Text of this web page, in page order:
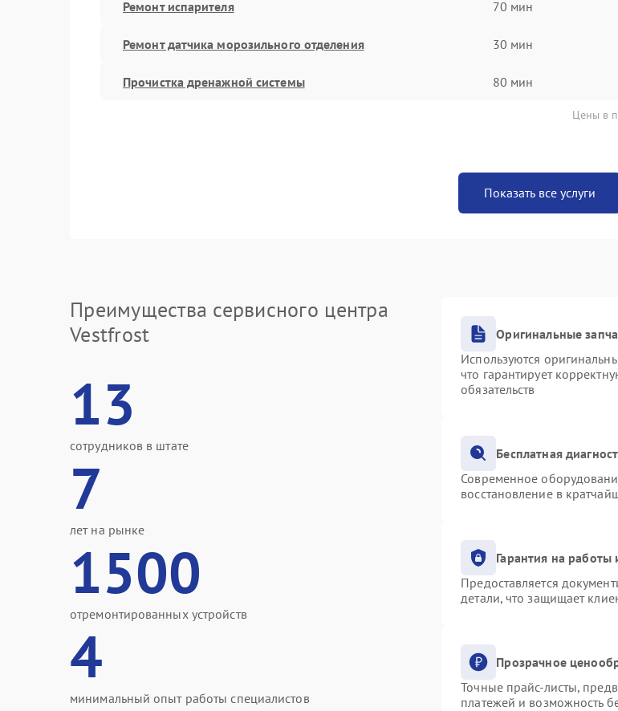
Ремонт испарителя 70 мин
Ремонт датчика морозильного отделения 30 мин
Прочистка дренажной системы 80 мин
Цены в
Показать все услуги
Преимущества сервисного центра
Vestfrost
13
сотрудников в штате
7
лет на рынке
1500
отремонтированных устройств
4
минимальный опыт работы специалистов
Оригинальные
Используются
что гарантирует
обязательств
Бесплатная
Современное
восстановление в
Гарантия на работы
Предоставляется
детали, что защищает
Прозрачное
Точные прайс-листы,
платежей и возможность